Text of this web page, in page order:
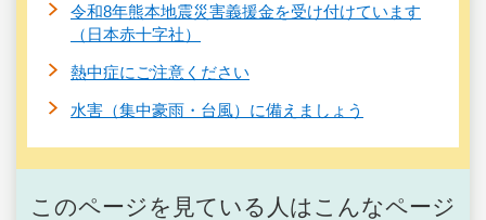
令和8年熊本地震災害義援金を受け付けています
（日本赤十字社）
熱中症にご注意ください
水害（集中豪雨・台風）に備えましょう
このページを見ている人はこんなページ